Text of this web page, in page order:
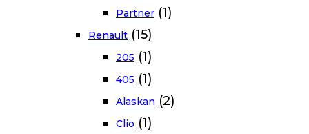
Partner (1)
Renault (15)
205 (1)
405 (1)
Alaskan (2)
Clio (1)